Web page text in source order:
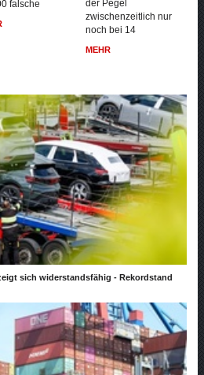
falsche
der Pegel
zwischenzeitlich nur
noch bei 14
MEHR
sich widerstandsfähig - Rekordstand